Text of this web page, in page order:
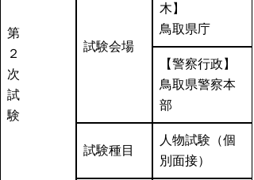
第
２
次
試
験
試験会場
木】
鳥取県庁
【警察行政】
鳥取県警察本
部
試験種目
人物試験（個
別面接）